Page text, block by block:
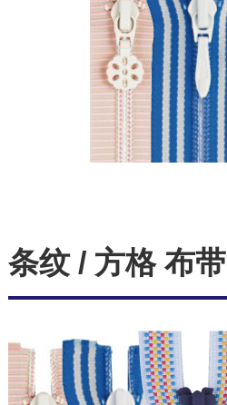
条纹 / 方格 布带